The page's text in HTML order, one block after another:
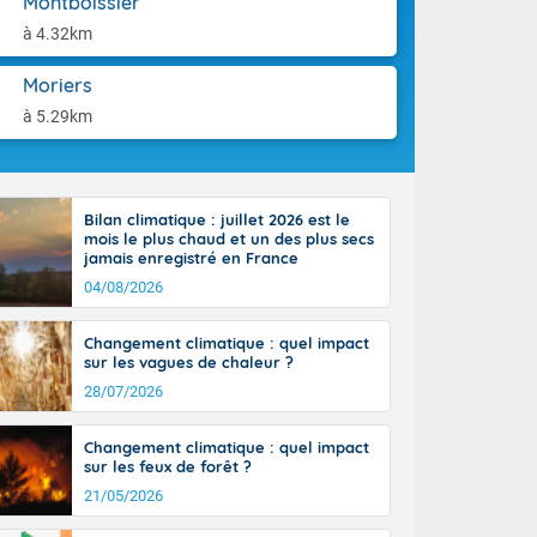
à 4.32km
Moriers
à 5.29km
de-
sont
sont
un peu
du pays,
du Massif
la
est le
salve
de bons
vent,
les deux
entre 11
sur les
l'intérieur
vallée de
Bilan climatique : juillet 2026 est le
mois le plus chaud et un des plus secs
jamais enregistré en France
04/08/2026
Changement climatique : quel impact
sur les vagues de chaleur ?
28/07/2026
Changement climatique : quel impact
sur les feux de forêt ?
21/05/2026